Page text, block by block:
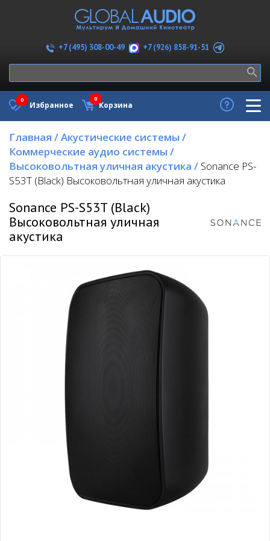
+7 (495) 308-00-49 +7 (926) 858-91-51
Избранное
0
Корзина
0
Главная /Акустические системы /
Коммерческие аудио системы /
Высоковольтная уличная акустика / Sonance PS-
S53T (Black) Высоковольтная уличная акустика
Sonance PS-S53T (Black)
Высоковольтная уличная
акустика